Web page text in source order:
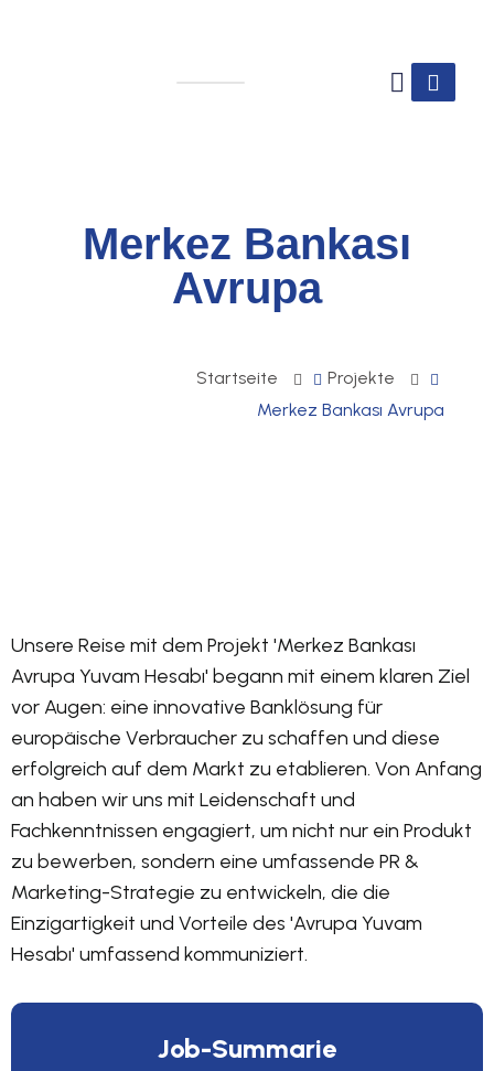
Merkez Bankası
Avrupa
Startseite
Projekte
Merkez Bankası Avrupa
Unsere Reise mit dem Projekt 'Merkez Bankası
Avrupa Yuvam Hesabı' begann mit einem klaren Ziel
vor Augen: eine innovative Banklösung für
europäische Verbraucher zu schaffen und diese
erfolgreich auf dem Markt zu etablieren. Von Anfang
an haben wir uns mit Leidenschaft und
Fachkenntnissen engagiert, um nicht nur ein Produkt
zu bewerben, sondern eine umfassende PR &
Marketing-Strategie zu entwickeln, die die
Einzigartigkeit und Vorteile des 'Avrupa Yuvam
Hesabı' umfassend kommuniziert.
Job-Summarie